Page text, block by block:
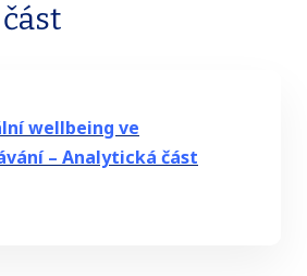
wellbeing ve
– Analytická část